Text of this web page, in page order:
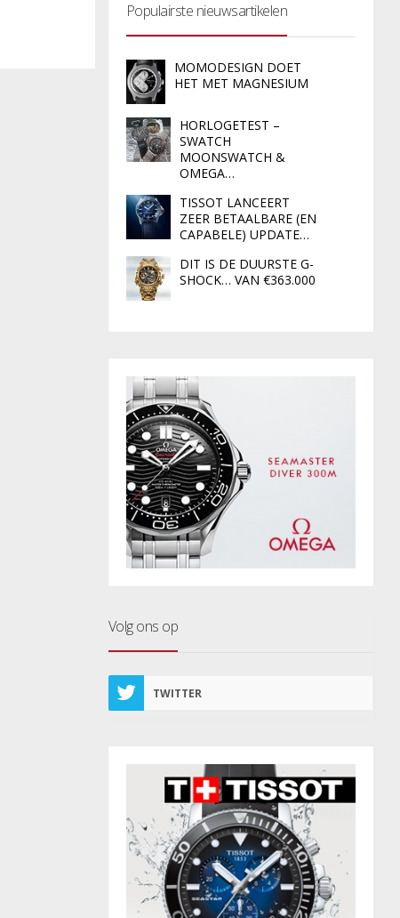
Populairste nieuwsartikelen
MOMODESIGN DOET
HET MET MAGNESIUM
HORLOGETEST –
SWATCH
MOONSWATCH &
OMEGA…
TISSOT LANCEERT
ZEER BETAALBARE (EN
CAPABELE) UPDATE…
DIT IS DE DUURSTE G-
SHOCK… VAN €363.000
Volg ons op
TWITTER